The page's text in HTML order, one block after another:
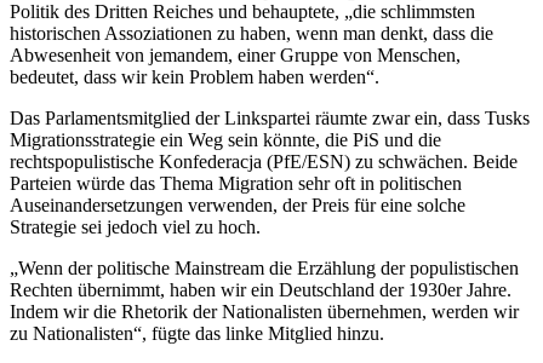
Politik des Dritten Reiches und behauptete, „die schlimmsten
historischen Assoziationen zu haben, wenn man denkt, dass die
Abwesenheit von jemandem, einer Gruppe von Menschen,
bedeutet, dass wir kein Problem haben werden“.
Das Parlamentsmitglied der Linkspartei räumte zwar ein, dass Tusks
Migrationsstrategie ein Weg sein könnte, die PiS und die
rechtspopulistische Konfederacja (PfE/ESN) zu schwächen. Beide
Parteien würde das Thema Migration sehr oft in politischen
Auseinandersetzungen verwenden, der Preis für eine solche
Strategie sei jedoch viel zu hoch.
„Wenn der politische Mainstream die Erzählung der populistischen
Rechten übernimmt, haben wir ein Deutschland der 1930er Jahre.
Indem wir die Rhetorik der Nationalisten übernehmen, werden wir
zu Nationalisten“, fügte das linke Mitglied hinzu.